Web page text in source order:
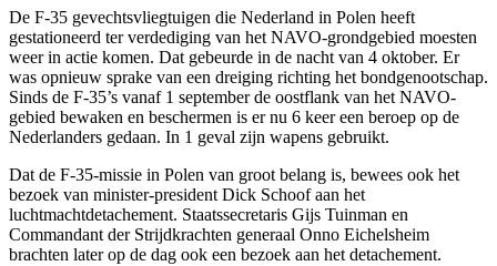
De F-35 gevechtsvliegtuigen die Nederland in Polen heeft
gestationeerd ter verdediging van het NAVO-grondgebied moesten
weer in actie komen. Dat gebeurde in de nacht van 4 oktober. Er
was opnieuw sprake van een dreiging richting het bondgenootschap.
Sinds de F-35’s vanaf 1 september de oostflank van het NAVO-
gebied bewaken en beschermen is er nu 6 keer een beroep op de
Nederlanders gedaan. In 1 geval zijn wapens gebruikt.
Dat de F-35-missie in Polen van groot belang is, bewees ook het
bezoek van minister-president Dick Schoof aan het
luchtmachtdetachement. Staatssecretaris Gijs Tuinman en
Commandant der Strijdkrachten generaal Onno Eichelsheim
brachten later op de dag ook een bezoek aan het detachement.